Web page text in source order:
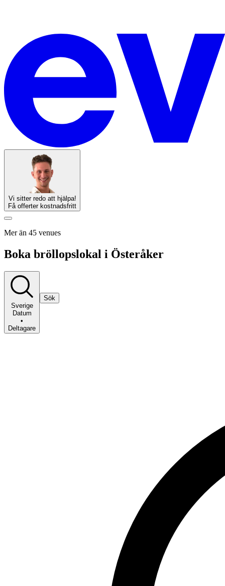
Vi sitter redo att hjälpa!
Få offerter kostnadsfritt
Mer än 45 venues
Boka bröllopslokal i Österåker
Sverige
Datum
•
Deltagare
Sök